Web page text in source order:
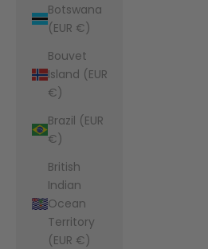
Botswana
(EUR €)
Bouvet
Island (EUR
€)
Brazil (EUR
€)
British
Indian
Ocean
Territory
(EUR €)